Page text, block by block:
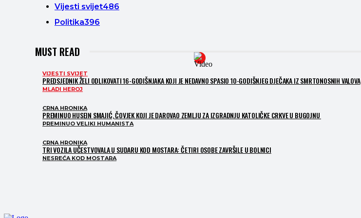
Vijesti svijet486
Politika396
MUST READ
VIJESTI SVIJET
PREDSJEDNIK ŽELI ODLIKOVATI 16-GODIŠNJAKA KOJI JE NEDAVNO SPASIO 10-GODIŠNJEG DJEČAKA IZ SMRTONOSNIH VALOVA
MLADI HEROJ
CRNA HRONIKA
PREMINUO HUSEIN SMAJIĆ, ČOVJEK KOJI JE DAROVAO ZEMLJU ZA IZGRADNJU KATOLIČKE CRKVE U BUGOJNU
PREMINUO VELIKI HUMANISTA
CRNA HRONIKA
TRI VOZILA UČESTVOVALA U SUDARU KOD MOSTARA: ČETIRI OSOBE ZAVRŠILE U BOLNICI
NESREĆA KOD MOSTARA